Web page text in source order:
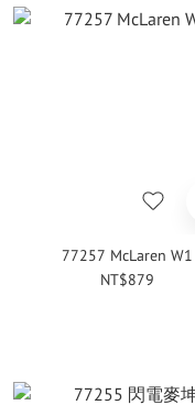
77257 McLaren W1
NT$879